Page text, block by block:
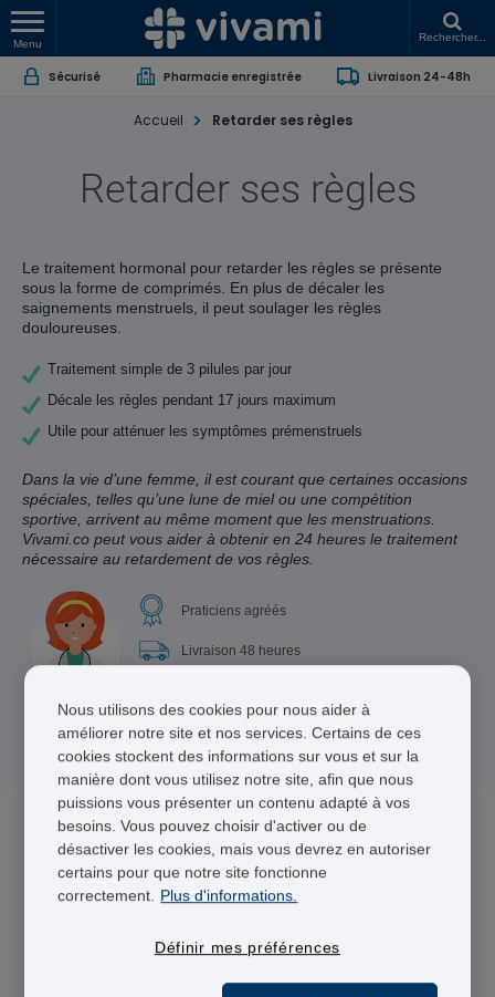
Menu
Rechercher...
Sécurisé Pharmacie enregistrée Livraison 24-48h
Accueil Retarder ses règles
Retarder ses règles
Le traitement hormonal pour retarder les règles se présente
sous la forme de comprimés. En plus de décaler les
saignements menstruels, il peut soulager les règles
douloureuses.
Traitement simple de 3 pilules par jour
Décale les règles pendant 17 jours maximum
Utile pour atténuer les symptômes prémenstruels
Dans la vie d’une femme, il est courant que certaines occasions
spéciales, telles qu’une lune de miel ou une compétition
sportive, arrivent au même moment que les menstruations.
Vivami.co peut vous aider à obtenir en 24 heures le traitement
nécessaire au retardement de vos règles.
Praticiens agréés
Livraison 48 heures
3 médicament(s) pour Retarder ses règles
Nous utilisons des cookies pour nous aider à
améliorer notre site et nos services. Certains de ces
cookies stockent des informations sur vous et sur la
manière dont vous utilisez notre site, afin que nous
puissions vous présenter un contenu adapté à vos
besoins. Vous pouvez choisir d'activer ou de
désactiver les cookies, mais vous devrez en autoriser
certains pour que notre site fonctionne
correctement. Plus d'informations.
Définir mes préférences